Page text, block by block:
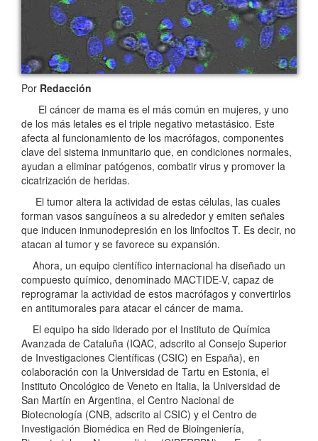
Por Redacción
El cáncer de mama es el más común en mujeres, y uno
de los más letales es el triple negativo metastásico. Este
afecta al funcionamiento de los macrófagos, componentes
clave del sistema inmunitario que, en condiciones normales,
ayudan a eliminar patógenos, combatir virus y promover la
cicatrización de heridas.
El tumor altera la actividad de estas células, las cuales
forman vasos sanguíneos a su alrededor y emiten señales
que inducen inmunodepresión en los linfocitos T. Es decir, no
atacan al tumor y se favorece su expansión.
Ahora, un equipo científico internacional ha diseñado un
compuesto químico, denominado MACTIDE-V, capaz de
reprogramar la actividad de estos macrófagos y convertirlos
en antitumorales para atacar el cáncer de mama.
El equipo ha sido liderado por el Instituto de Química
Avanzada de Cataluña (IQAC, adscrito al Consejo Superior
de Investigaciones Científicas (CSIC) en España), en
colaboración con la Universidad de Tartu en Estonia, el
Instituto Oncológico de Veneto en Italia, la Universidad de
San Martín en Argentina, el Centro Nacional de
Biotecnología (CNB, adscrito al CSIC) y el Centro de
Investigación Biomédica en Red de Bioingeniería,